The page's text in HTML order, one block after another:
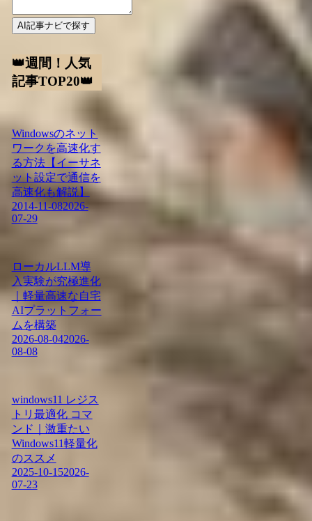
AI記事ナビで探す
👑週間！人気
記事TOP20👑
Windowsのネット
ワークを高速化す
る方法【イーサネ
ット設定で通信を
高速化も解説】
2014-11-082026-
07-29
ローカルLLM導
入実験が究極進化
｜軽量高速な自宅
AIプラットフォー
ムを構築
2026-08-042026-
08-08
windows11 レジス
トリ最適化 コマ
ンド｜激重たい
Windows11軽量化
のススメ
2025-10-152026-
07-23